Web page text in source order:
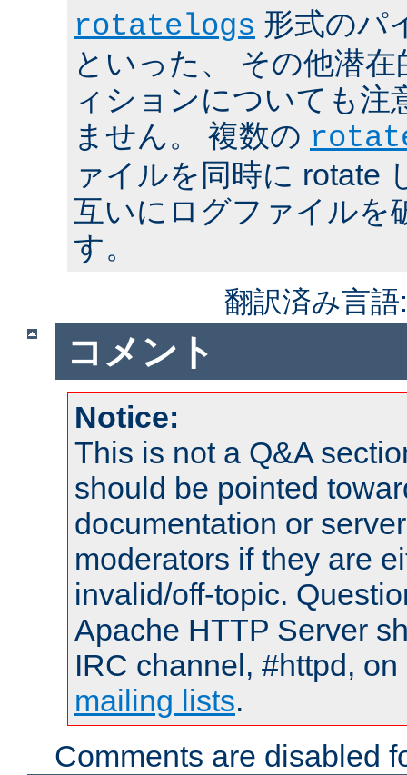
rotatelogs 形式のパ
といった、 その他潜
ィションについても注
ません。 複数の
ァイルを同時に rotate
互いにログファイルを
す。
翻訳済み言
コメント
Notice:
This is not a Q&A
should be pointed
documentation or
moderators if they are
invalid/off-topic.
Apache HTTP Server
IRC channel, #httpd,
mailing lists.
Comments are disabled